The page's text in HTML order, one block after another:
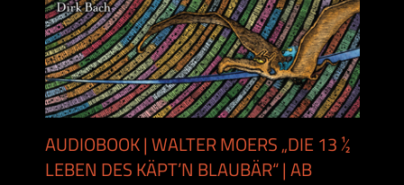
AUDIOBOOK | WALTER MOERS „DIE 13 ½
LEBEN DES KÄPT’N BLAUBÄR“ | AB